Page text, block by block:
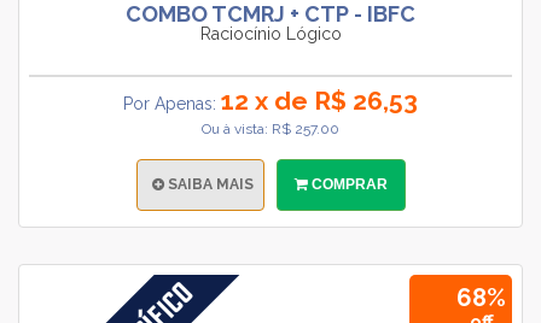
COMBO TCMRJ + CTP - IBFC
Raciocínio Lógico
Por Apenas: 12 x de R$ 26,53
Ou à vista: R$ 257.00
SAIBA MAIS COMPRAR
68%